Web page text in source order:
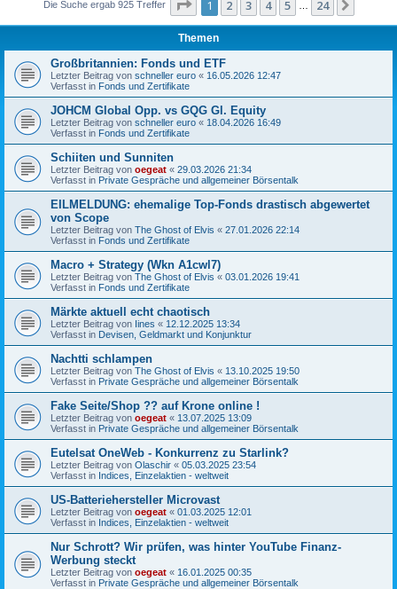
Die Suche ergab 925 Treffer Seite 1von 24
1 2 3 4 5 24
Themen
Großbritannien: Fonds und ETF
Letzter Beitrag von schneller euro « 16.05.2026 12:47
Verfasst in Fonds und Zertifikate
JOHCM Global Opp. vs GQG Gl. Equity
Letzter Beitrag von schneller euro « 18.04.2026 16:49
Verfasst in Fonds und Zertifikate
Schiiten und Sunniten
Letzter Beitrag von oegeat « 29.03.2026 21:34
Verfasst in Private Gespräche und allgemeiner Börsentalk
EILMELDUNG: ehemalige Top-Fonds drastisch abgewertet
von Scope
Letzter Beitrag von The Ghost of Elvis « 27.01.2026 22:14
Verfasst in Fonds und Zertifikate
Macro + Strategy (Wkn A1cwl7)
Letzter Beitrag von The Ghost of Elvis « 03.01.2026 19:41
Verfasst in Fonds und Zertifikate
Märkte aktuell echt chaotisch
Letzter Beitrag von Iines « 12.12.2025 13:34
Verfasst in Devisen, Geldmarkt und Konjunktur
Nachtti schlampen
Letzter Beitrag von The Ghost of Elvis « 13.10.2025 19:50
Verfasst in Private Gespräche und allgemeiner Börsentalk
Fake Seite/Shop ?? auf Krone online !
Letzter Beitrag von oegeat « 13.07.2025 13:09
Verfasst in Private Gespräche und allgemeiner Börsentalk
Eutelsat OneWeb - Konkurrenz zu Starlink?
Letzter Beitrag von Olaschir « 05.03.2025 23:54
Verfasst in Indices, Einzelaktien - weltweit
US-Batteriehersteller Microvast
Letzter Beitrag von oegeat « 01.03.2025 12:01
Verfasst in Indices, Einzelaktien - weltweit
Nur Schrott? Wir prüfen, was hinter YouTube Finanz-
Werbung steckt
Letzter Beitrag von oegeat « 16.01.2025 00:35
Verfasst in Private Gespräche und allgemeiner Börsentalk